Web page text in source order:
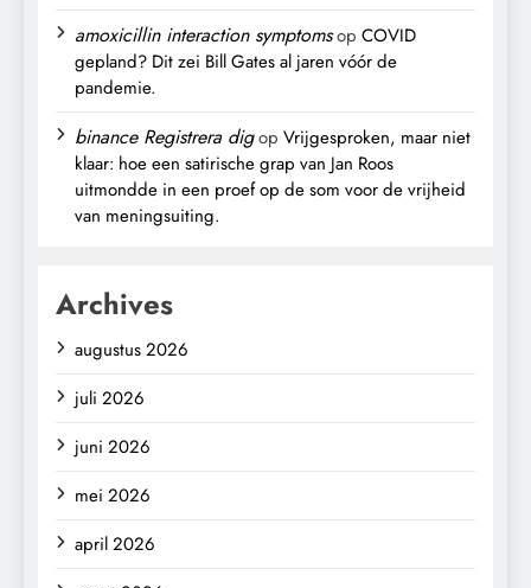
amoxicillin interaction symptomsop COVID
gepland? Dit zei Bill Gates al jaren vóór de
pandemie.
binance Registrera digop Vrijgesproken, maar niet
klaar: hoe een satirische grap van Jan Roos
uitmondde in een proef op de som voor de vrijheid
van meningsuiting.
Archives
augustus 2026
juli 2026
juni 2026
mei 2026
april 2026